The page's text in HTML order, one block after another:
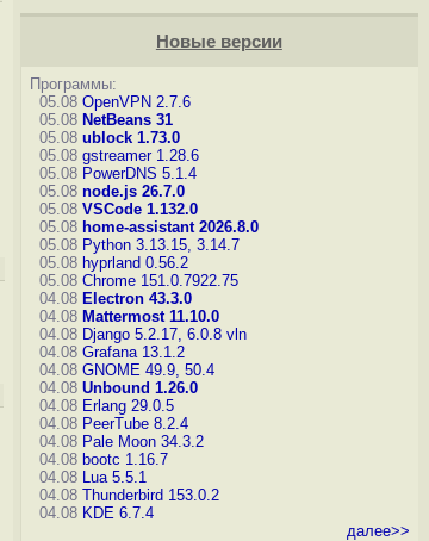
Новые версии
Программы:
05.08 OpenVPN 2.7.6
05.08 NetBeans 31
05.08 ublock 1.73.0
05.08 gstreamer 1.28.6
05.08 PowerDNS 5.1.4
05.08 node.js 26.7.0
05.08 VSCode 1.132.0
05.08 home-assistant 2026.8.0
05.08 Python 3.13.15, 3.14.7
05.08 hyprland 0.56.2
05.08 Chrome 151.0.7922.75
04.08 Electron 43.3.0
04.08 Mattermost 11.10.0
04.08 Django 5.2.17, 6.0.8 vln
04.08 Grafana 13.1.2
04.08 GNOME 49.9, 50.4
04.08 Unbound 1.26.0
04.08 Erlang 29.0.5
04.08 PeerTube 8.2.4
04.08 Pale Moon 34.3.2
04.08 bootc 1.16.7
04.08 Lua 5.5.1
04.08 Thunderbird 153.0.2
04.08 KDE 6.7.4
далее>>